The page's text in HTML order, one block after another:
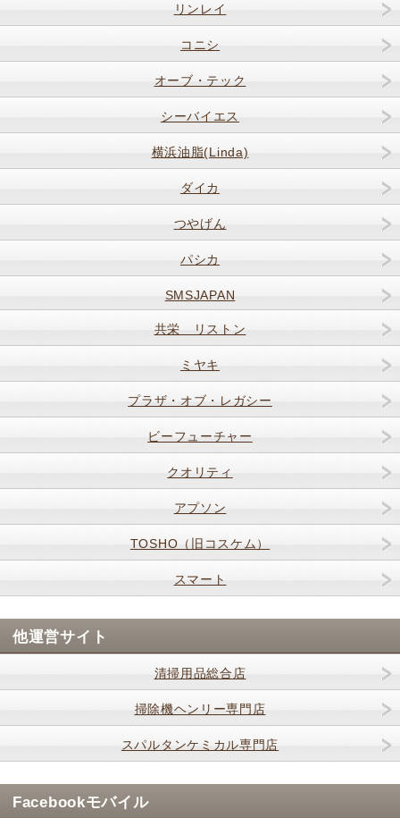
リンレイ
コニシ
オーブ・テック
シーバイエス
横浜油脂(Linda)
ダイカ
つやげん
パシカ
SMSJAPAN
共栄 リストン
ミヤキ
プラザ・オブ・レガシー
ビーフューチャー
クオリティ
アプソン
TOSHO（旧コスケム）
スマート
他運営サイト
清掃用品総合店
掃除機ヘンリー専門店
スパルタンケミカル専門店
Facebookモバイル